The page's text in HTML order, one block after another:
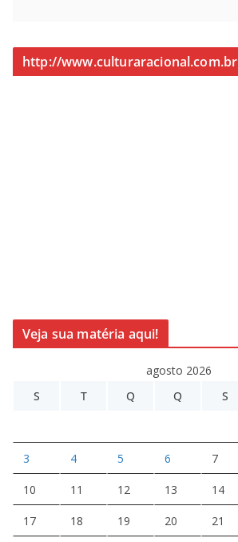
http://www.culturaracional.com.br
Veja sua matéria aqui!
agosto 2026
S
T Q Q S
3 4 5 6 7
10 11 12 13 14
17 18 19 20 21